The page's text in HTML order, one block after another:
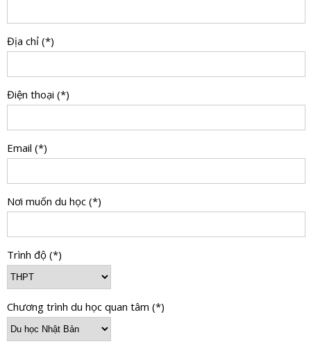
Địa chỉ (*)
Điện thoại (*)
Email (*)
Nơi muốn du học (*)
Trình độ (*)
Chương trình du học quan tâm (*)